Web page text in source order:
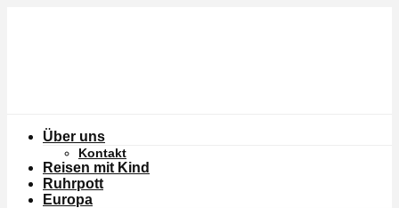
Über uns
Kontakt
Reisen mit Kind
Ruhrpott
Europa